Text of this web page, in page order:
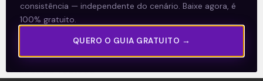
Explore
E Eu Com Isso?
Vídeos no Youtube
consistência — independente do cenário. Baixe agora, é
100% gratuito.
QUERO O GUIA GRATUITO →